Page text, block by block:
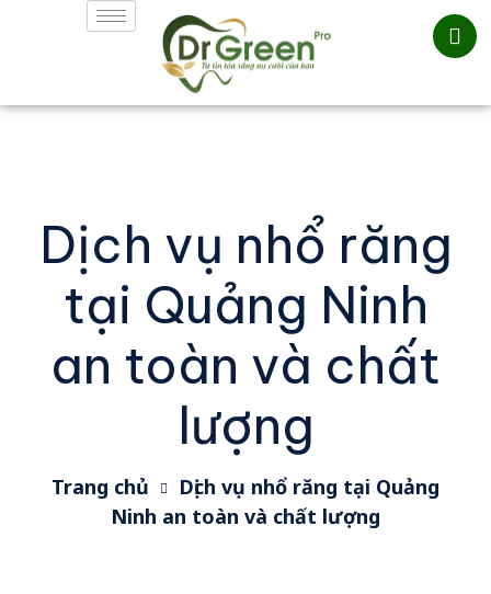
Dịch vụ nhổ răng
tại Quảng Ninh
an toàn và chất
lượng
Trang chủ
Dịch vụ nhổ răng tại Quảng
Ninh an toàn và chất lượng